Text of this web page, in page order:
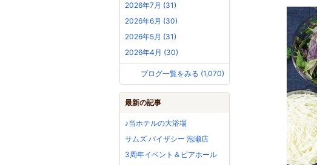
2026年7月 (31)
2026年6月 (30)
2026年5月 (31)
2026年4月 (30)
ブログ一覧をみる (1,070)
最新の記事
♪当ホテルの大浴場
サムズ バイザシー 泡瀬店
3周年イベント＆ビアホール